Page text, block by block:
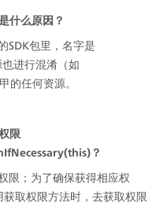
什么原因？
SDK包里，名字是
进行混淆（如
的任何资源。
限
？
限；为了确保获得相应权
取权限方法时，去获取权限